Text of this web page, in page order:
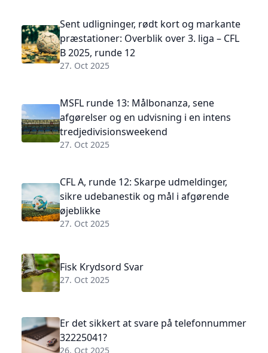
Sent udligninger, rødt kort og markante
præstationer: Overblik over 3. liga – CFL
B 2025, runde 12
27. Oct 2025
MSFL runde 13: Målbonanza, sene
afgørelser og en udvisning i en intens
tredjedivisionsweekend
27. Oct 2025
CFL A, runde 12: Skarpe udmeldinger,
sikre udebanestik og mål i afgørende
øjeblikke
27. Oct 2025
Fisk Krydsord Svar
27. Oct 2025
Er det sikkert at svare på telefonnummer
32225041?
26. Oct 2025